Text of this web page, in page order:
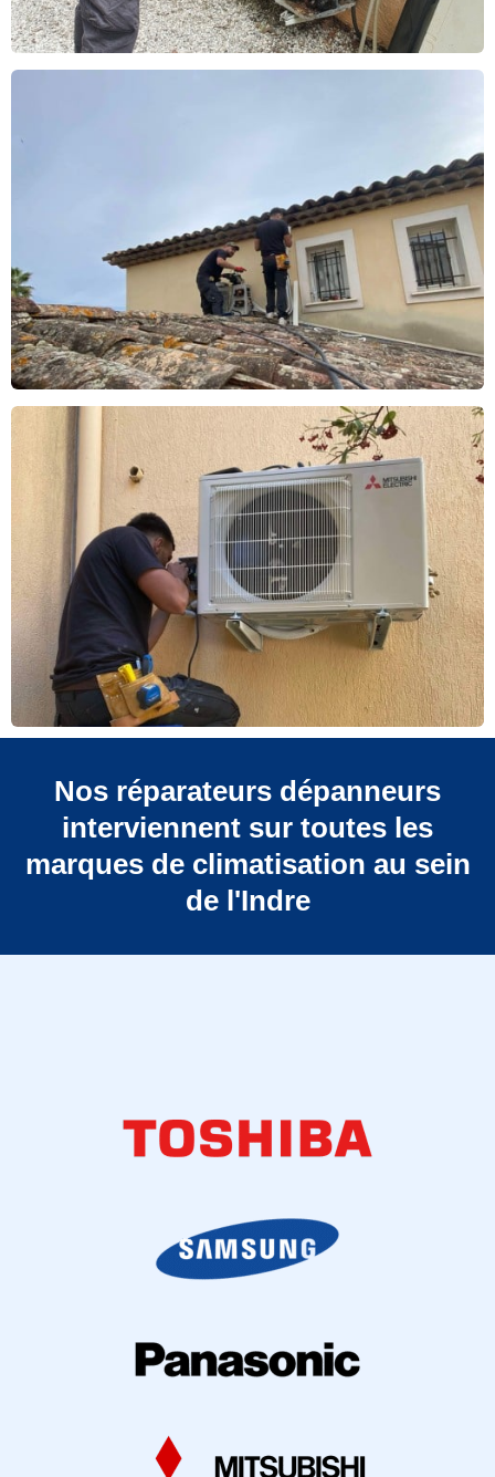
Nos réparateurs dépanneurs
interviennent sur toutes les
marques de climatisation au sein
de l'Indre